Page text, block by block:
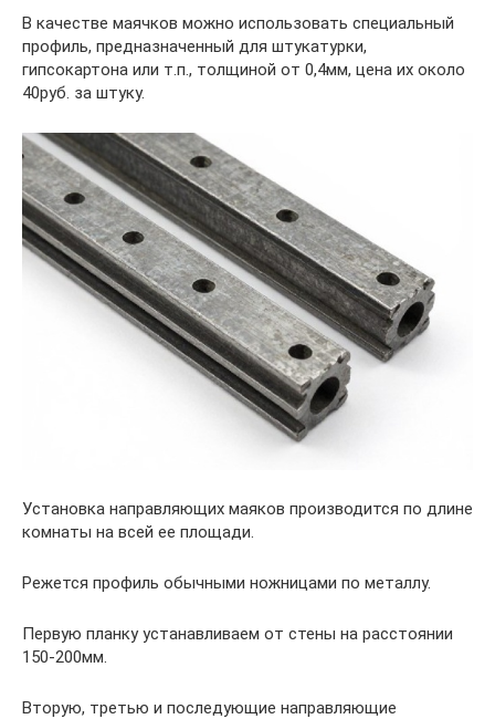
В качестве маячков можно использовать специальный
профиль, предназначенный для штукатурки,
гипсокартона или т.п., толщиной от 0,4мм, цена их около
40руб. за штуку.
Установка направляющих маяков производится по длине
комнаты на всей ее площади.
Режется профиль обычными ножницами по металлу.
Первую планку устанавливаем от стены на расстоянии
150-200мм.
Вторую, третью и последующие направляющие